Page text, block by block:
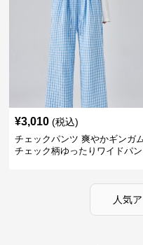
¥3,010 (税込)
チェックパンツ 爽やかギンガ
チェック柄ゆったりワイドパン
人気